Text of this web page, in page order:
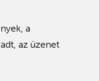
a
az üzenet